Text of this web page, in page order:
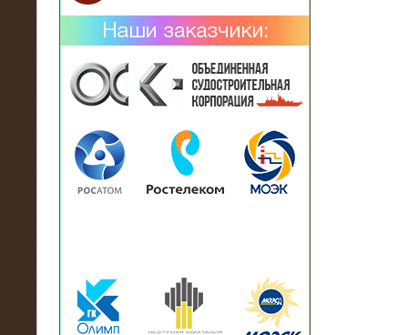
02.02.2019
Нагрузочный комплекс 26 МВт (10
кВ) поставлен в аренду на